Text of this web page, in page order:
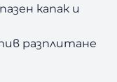
капак и
разплитане